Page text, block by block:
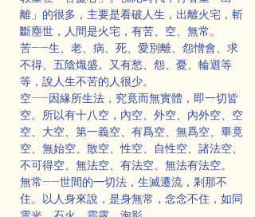
離」的很多，主要是看破人生，出離火宅，斬
斷塵世，人間是火宅，有苦、空、無常。
苦——生、老、病、死、愛別離、怨憎會、求
不得、五陰熾盛。又有愁、怨、憂、輪迴等
等，說人生不苦的人很少。
空——因緣所生法，究竟而無實體，即一切皆
空。所以有十八空，內空、外空、內外空、空
空、大空、第一義空、有爲空、無爲空、畢竟
空、無始空、散空、性空、自性空、諸法空、
不可得空、無法空、有法空、無法有法空。
無常——世間的一切法，生滅遷流，剎那不
住。以人身來說，是身無常，念念不住，如同